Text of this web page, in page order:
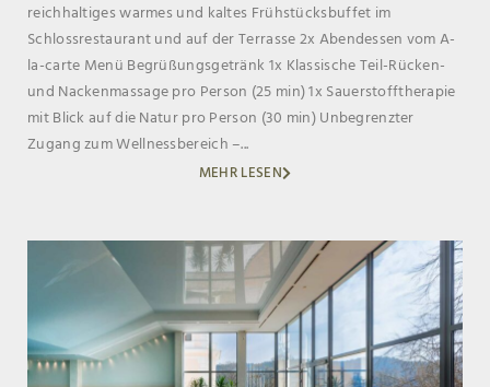
reichhaltiges warmes und kaltes Frühstücksbuffet im
Schlossrestaurant und auf der Terrasse 2x Abendessen vom A-
la-carte Menü Begrüßungsgetränk 1x Klassische Teil-Rücken-
und Nackenmassage pro Person (25 min) 1x Sauerstofftherapie
mit Blick auf die Natur pro Person (30 min) Unbegrenzter
Zugang zum Wellnessbereich –...
MEHR LESEN